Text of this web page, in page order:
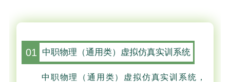
01 中职物理（通用类）虚拟仿真实训系统
中职物理（通用类）虚拟仿真实训系统，